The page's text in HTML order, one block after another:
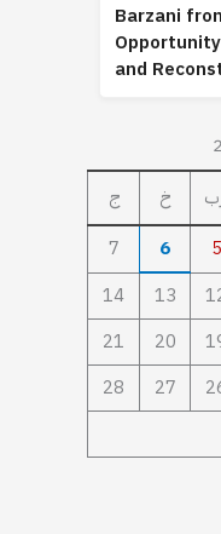
Barzani
and
خ
ج
5
6
7
13
14
20
21
27
28